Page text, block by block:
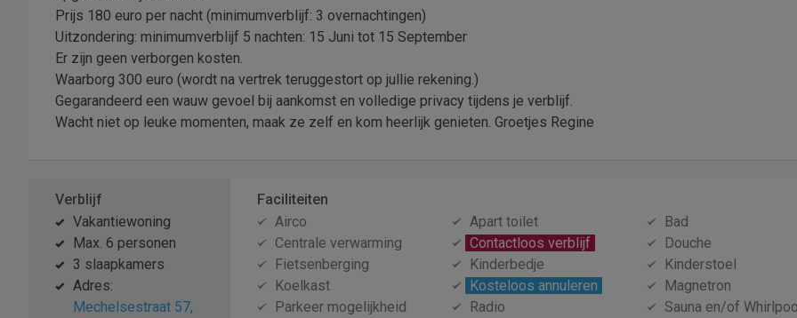
Prijs 180 euro per nacht (minimumverblijf: 3 overnachtingen)
Uitzondering: minimumverblijf 5 nachten: 15 Juni tot 15 September
Er zijn geen verborgen kosten.
Waarborg 300 euro (wordt na vertrek teruggestort op jullie rekening.)
Gegarandeerd een wauw gevoel bij aankomst en volledige privacy tijdens je verblijf.
Wacht niet op leuke momenten, maak ze zelf en kom heerlijk genieten. Groetjes Regine
Verblijf
Vakantiewoning
Max. 6 personen
3 slaapkamers
Adres:
Mechelsestraat 57,
Faciliteiten
Airco
Apart toilet
Bad
Centrale verwarming
Contactloos verblijf
Douche
Fietsenberging
Kinderbedje
Kinderstoel
Koelkast
Kosteloos annuleren
Magnetron
Parkeer mogelijkheid
Radio
Sauna en/of